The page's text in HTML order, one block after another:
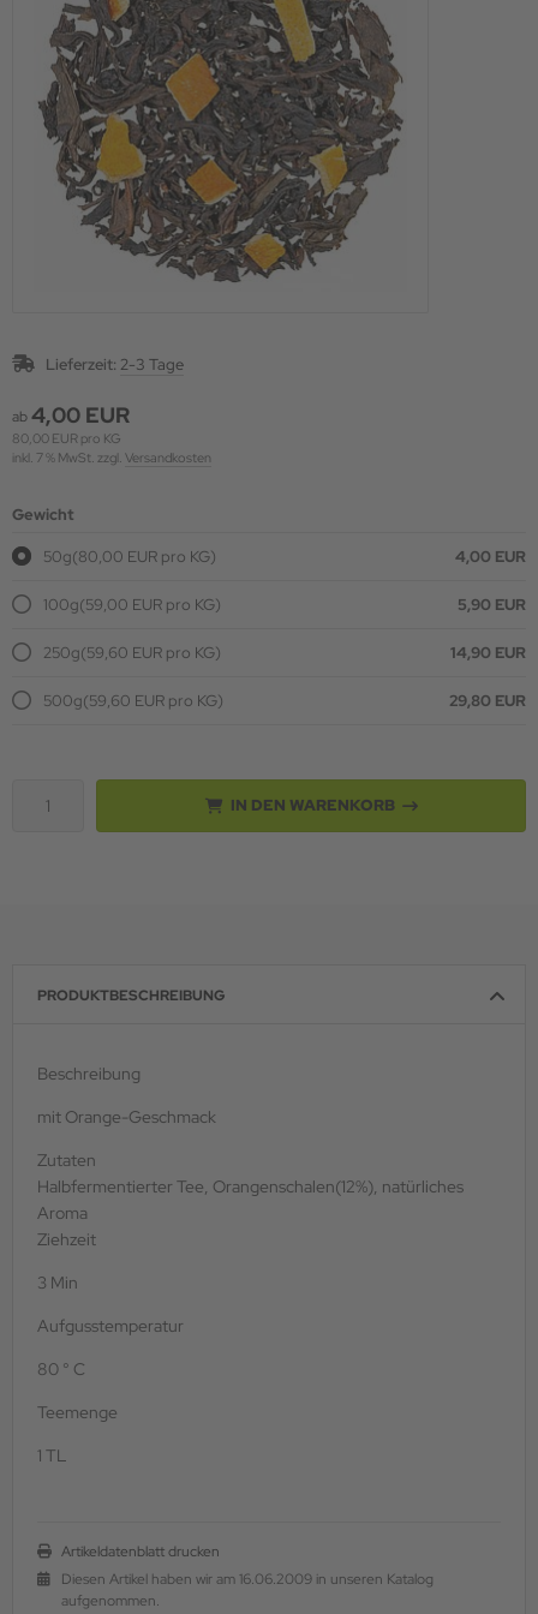
Lieferzeit: 2-3 Tage
ab4,00 EUR
80,00 EUR pro KG
inkl. 7 % MwSt. zzgl. Versandkosten
Gewicht
50g(80,00 EUR pro KG) 4,00 EUR
100g(59,00 EUR pro KG) 5,90 EUR
250g(59,60 EUR pro KG) 14,90 EUR
500g(59,60 EUR pro KG) 29,80 EUR
IN DEN WARENKORB
PRODUKTBESCHREIBUNG
Beschreibung
mit Orange-Geschmack
Zutaten
Halbfermentierter Tee, Orangenschalen(12%), natürliches
Aroma
Ziehzeit
3 Min
Aufgusstemperatur
80 ° C
Teemenge
1 TL
Artikeldatenblatt drucken
Diesen Artikel haben wir am 16.06.2009 in unseren Katalog
aufgenommen.